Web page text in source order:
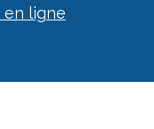
en ligne